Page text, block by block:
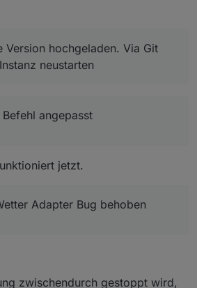
neuerstellt
Version hochgeladen. Via Git
neustarten
angepasst
jetzt.
Adapter Bug behoben
zwischendurch gestoppt wird,